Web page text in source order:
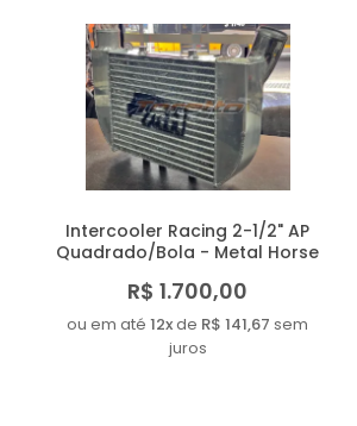
Intercooler Racing 2-1/2" AP
Quadrado/Bola - Metal Horse
R$ 1.700,00
ou em até12xde R$ 141,67 sem
juros